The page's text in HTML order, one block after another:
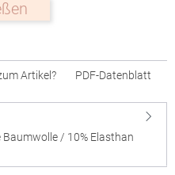
Artikel? PDF-Datenblatt
/ 10% Elasthan